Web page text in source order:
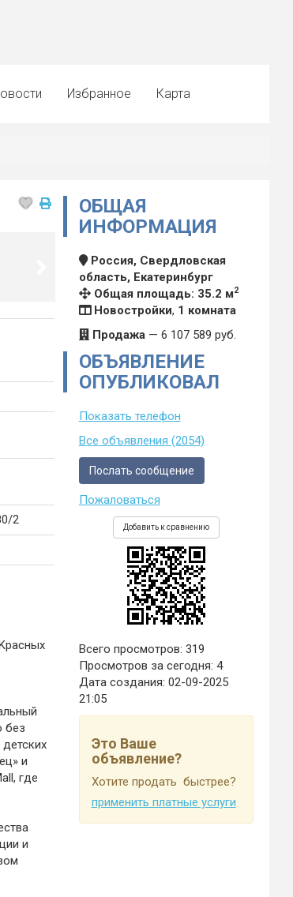
Избранное Карта
2
без
и
где
и
ОБЩАЯ
ИНФОРМАЦИЯ
Россия, Свердловская
область, Екатеринбург
Общая площадь: 35.2 м2
Новостройки, 1 комната
Продажа— 6 107 589 руб.
ОБЪЯВЛЕНИЕ
ОПУБЛИКОВАЛ
Показать телефон
Все объявления (2054)
Послать сообщение
Пожаловаться
Добавить к сравнению
Всего просмотров: 319
Просмотров за сегодня: 4
Дата создания: 02-09-2025
21:05
Это Ваше
объявление?
Хотите продать быстрее?
применить платные услуги